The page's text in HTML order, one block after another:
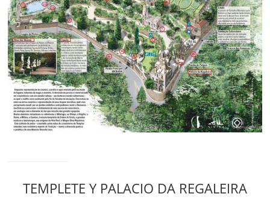
TEMPLETE Y PALACIO DA REGALEIRA